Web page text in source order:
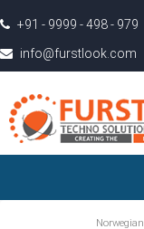
+91 - 9999 - 498 - 979
info@furstlook.com
Norwegian